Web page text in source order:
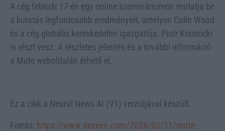
A cég február 17-én egy online szemináriumon mutatja be
a kutatás legfontosabb eredményeit, amelyen Colin Wood
és a cég globális kereskedelmi igazgatója, Piotr Krasnicki
is részt vesz. A részletes jelentés és a további információ
a Mute weboldalán érhető el.
Ez a cikk a Neural News AI (V1) verziójával készült.
Forrás: https://www.dezeen.com/2026/02/11/mute-